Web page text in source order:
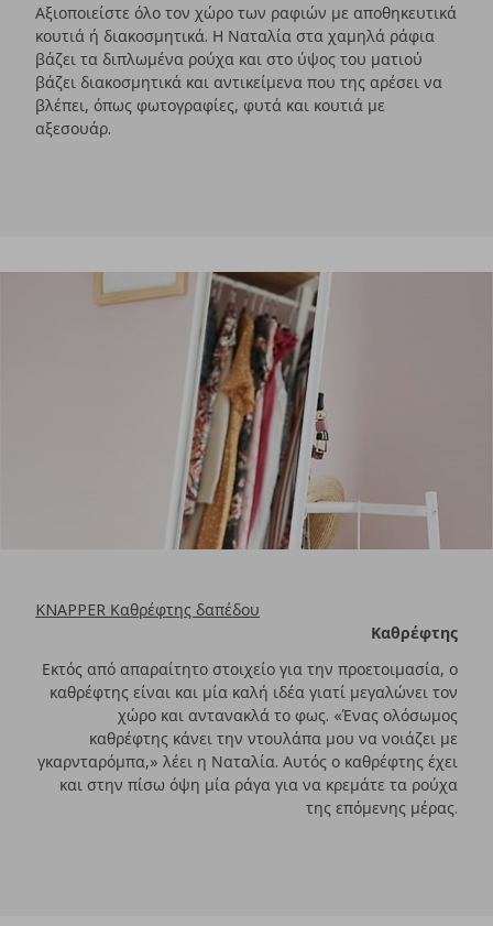
Αξιοποιείστε όλο τον χώρο των ραφιών με αποθηκευτικά
κουτιά ή διακοσμητικά. Η Ναταλία στα χαμηλά ράφια
βάζει τα διπλωμένα ρούχα και στο ύψος του ματιού
βάζει διακοσμητικά και αντικείμενα που της αρέσει να
βλέπει, όπως φωτογραφίες, φυτά και κουτιά με
αξεσουάρ.
KNAPPER Καθρέφτης δαπέδου
Καθρέφτης
Εκτός από απαραίτητο στοιχείο για την προετοιμασία, ο
καθρέφτης είναι και μία καλή ιδέα γιατί μεγαλώνει τον
χώρο και αντανακλά το φως. «Ένας ολόσωμος
καθρέφτης κάνει την ντουλάπα μου να νοιάζει με
γκαρνταρόμπα,» λέει η Ναταλία. Αυτός ο καθρέφτης έχει
και στην πίσω όψη μία ράγα για να κρεμάτε τα ρούχα
της επόμενης μέρας.